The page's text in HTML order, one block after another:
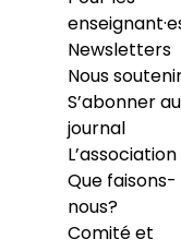
Newsletters
Nous
S’abonner au
journal
L’association
Que faisons-
nous?
Comité et